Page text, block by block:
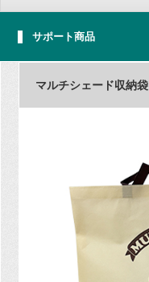
サポート商品
マルチシェード収納袋